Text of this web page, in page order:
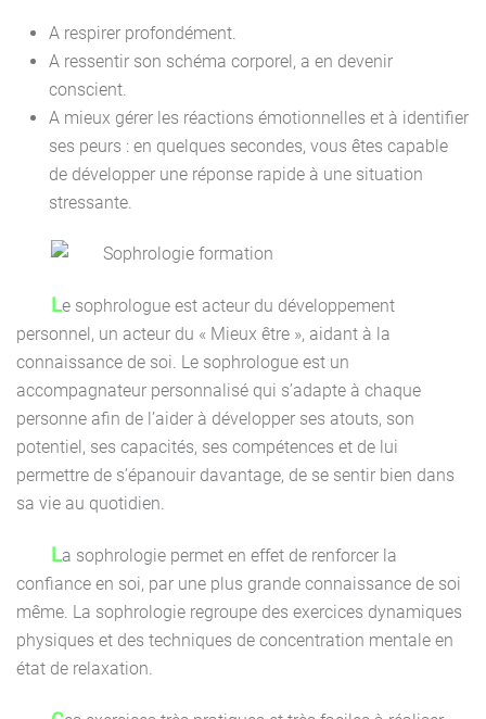
A respirer profondément.
A ressentir son schéma corporel, a en devenir
conscient.
A mieux gérer les réactions émotionnelles et à identifier
ses peurs : en quelques secondes, vous êtes capable
de développer une réponse rapide à une situation
stressante.
Le sophrologue est acteur du développement
personnel, un acteur du « Mieux être », aidant à la
connaissance de soi. Le sophrologue est un
accompagnateur personnalisé qui s’adapte à chaque
personne afin de l’aider à développer ses atouts, son
potentiel, ses capacités, ses compétences et de lui
permettre de s’épanouir davantage, de se sentir bien dans
sa vie au quotidien.
La sophrologie permet en effet de renforcer la
confiance en soi, par une plus grande connaissance de soi
même. La sophrologie regroupe des exercices dynamiques
physiques et des techniques de concentration mentale en
état de relaxation.